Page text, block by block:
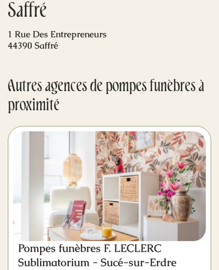
Saffré
1 Rue Des Entrepreneurs
44390 Saffré
Autres agences de pompes funèbres à
proximité
Pompes funèbres F. LECLERC
Sublimatorium - Sucé-sur-Erdre